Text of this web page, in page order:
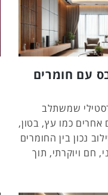
עם חומרים
שמשתלב
אחרים כמו עץ, בטון,
נכון בין החומרים
חם ויוקרתי, תוך